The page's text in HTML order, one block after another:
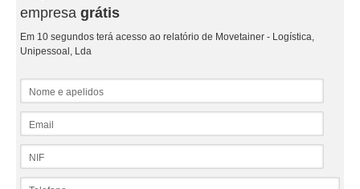
empresa grátis
Em 10 segundos terá acesso ao relatório de Movetainer - Logística,
Unipessoal, Lda